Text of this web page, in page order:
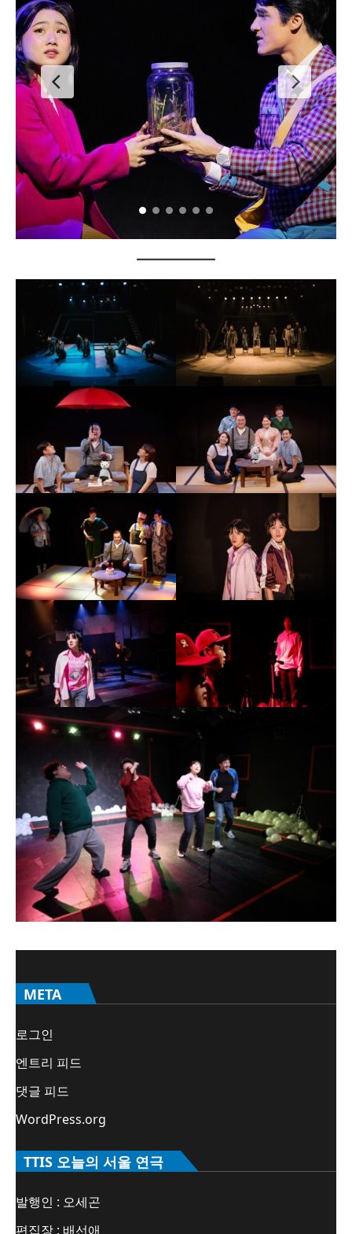
META
로그인
엔트리 피드
댓글 피드
WordPress.org
TTIS 오늘의 서울 연극
발행인 : 오세곤
편집장 : 배선애